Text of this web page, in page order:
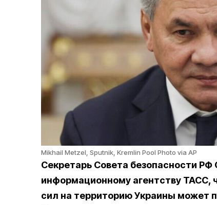
Mikhail Metzel, Sputnik, Kremlin Pool Photo via AP
Секретарь Совета безопасности РФ
информационному агентству ТАСС,
сил на территорию Украины может